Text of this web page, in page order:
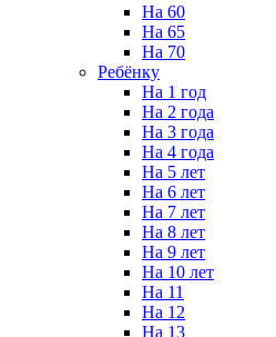
На 60
На 65
На 70
Ребёнку
На 1 год
На 2 года
На 3 года
На 4 года
На 5 лет
На 6 лет
На 7 лет
На 8 лет
На 9 лет
На 10 лет
На 11
На 12
На 13